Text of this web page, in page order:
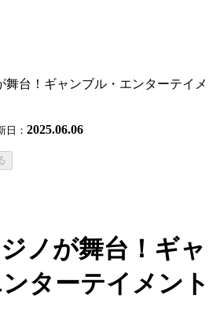
舞台！ギャンブル・エンターテイメ
日： 2025.06.06
ジノが舞台！ギャ
ターテイメント